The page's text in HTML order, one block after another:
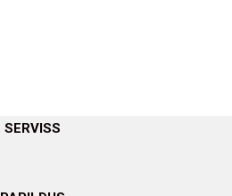
SERVISS